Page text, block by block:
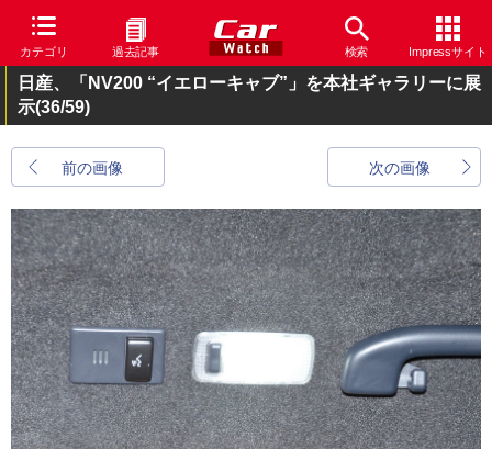
カテゴリ 過去記事 検索 Impressサイト
日産、「NV200 “イエローキャブ”」を本社ギャラリーに展
示(36/59)
前の画像 次の画像